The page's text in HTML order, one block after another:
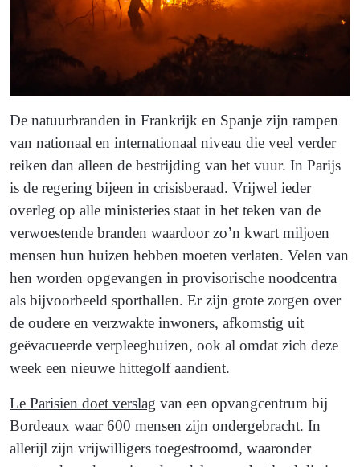
De natuurbranden in Frankrijk en Spanje zijn rampen
van nationaal en internationaal niveau die veel verder
reiken dan alleen de bestrijding van het vuur. In Parijs
is de regering bijeen in crisisberaad. Vrijwel ieder
overleg op alle ministeries staat in het teken van de
verwoestende branden waardoor zo’n kwart miljoen
mensen hun huizen hebben moeten verlaten. Velen van
hen worden opgevangen in provisorische noodcentra
als bijvoorbeeld sporthallen. Er zijn grote zorgen over
de oudere en verzwakte inwoners, afkomstig uit
geëvacueerde verpleeghuizen, ook al omdat zich deze
week een nieuwe hittegolf aandient.
Le Parisien doet verslag van een opvangcentrum bij
Bordeaux waar 600 mensen zijn ondergebracht. In
allerijl zijn vrijwilligers toegestroomd, waaronder